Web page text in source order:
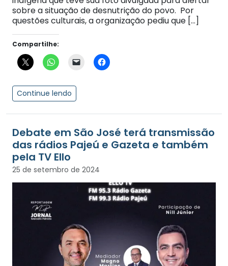
sobre a situação de desnutrição do povo. Por
questões culturais, a organização pediu que […]
Compartilhe:
Continue lendo
Debate em São José terá transmissão
das rádios Pajeú e Gazeta e também
pela TV Ello
25 de setembro de 2024